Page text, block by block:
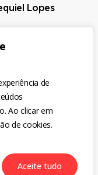
de
Ao clicar em
de cookies.
Aceite tudo
Lopes